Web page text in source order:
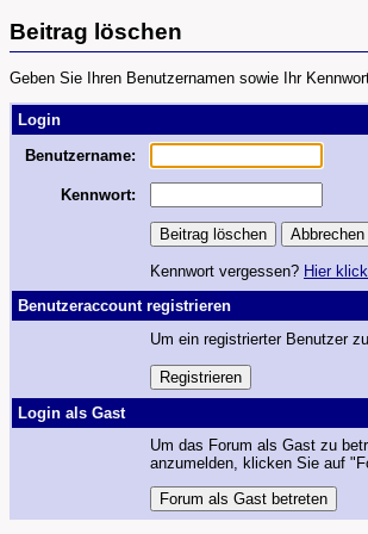
Beitrag löschen
Geben Sie Ihren Benutzernamen sowie Ihr
Login
Benutzername:
Kennwort:
Kennwort vergessen? Hier
Benutzeraccount registrieren
Um ein registrierter Benutzer
Login als Gast
Um das Forum als Gast zu
anzumelden, klicken Sie auf